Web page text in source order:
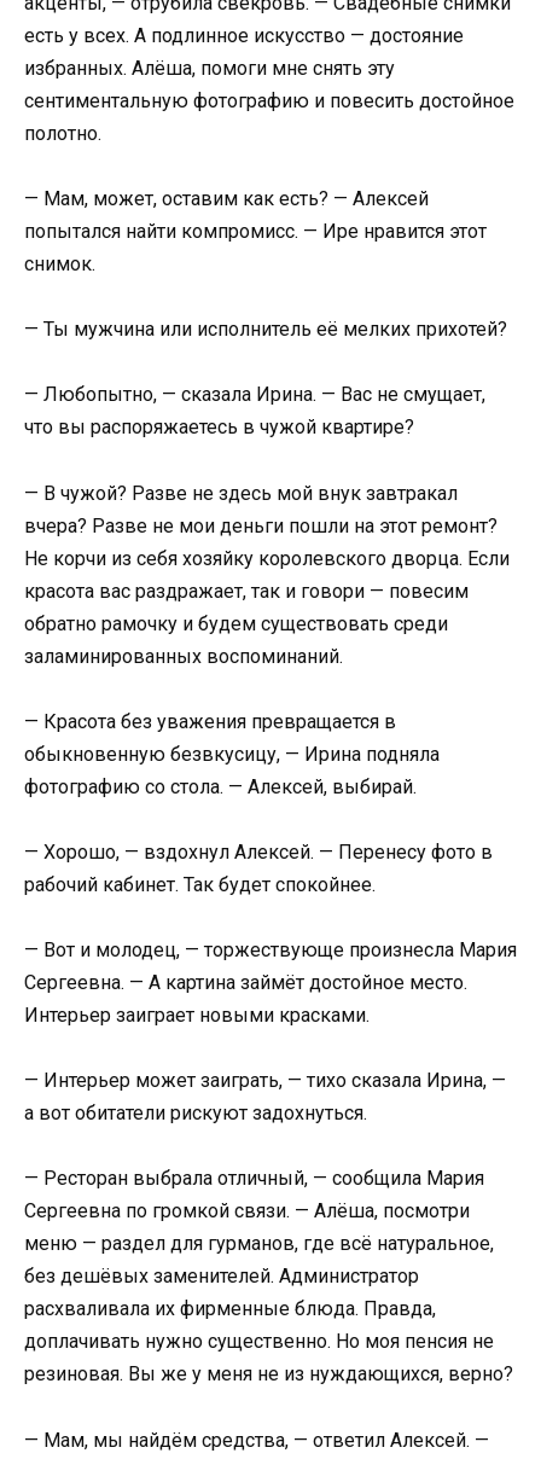
есть у всех. А подлинное искусство — достояние
избранных. Алёша, помоги мне снять эту
сентиментальную фотографию и повесить достойное
полотно.
— Мам, может, оставим как есть? — Алексей
попытался найти компромисс. — Ире нравится этот
снимок.
— Ты мужчина или исполнитель её мелких прихотей?
— Любопытно, — сказала Ирина. — Вас не смущает,
что вы распоряжаетесь в чужой квартире?
— В чужой? Разве не здесь мой внук завтракал
вчера? Разве не мои деньги пошли на этот ремонт?
Не корчи из себя хозяйку королевского дворца. Если
красота вас раздражает, так и говори — повесим
обратно рамочку и будем существовать среди
заламинированных воспоминаний.
— Красота без уважения превращается в
обыкновенную безвкусицу, — Ирина подняла
фотографию со стола. — Алексей, выбирай.
— Хорошо, — вздохнул Алексей. — Перенесу фото в
рабочий кабинет. Так будет спокойнее.
— Вот и молодец, — торжествующе произнесла Мария
Сергеевна. — А картина займёт достойное место.
Интерьер заиграет новыми красками.
— Интерьер может заиграть, — тихо сказала Ирина, —
а вот обитатели рискуют задохнуться.
— Ресторан выбрала отличный, — сообщила Мария
Сергеевна по громкой связи. — Алёша, посмотри
меню — раздел для гурманов, где всё натуральное,
без дешёвых заменителей. Администратор
расхваливала их фирменные блюда. Правда,
доплачивать нужно существенно. Но моя пенсия не
резиновая. Вы же у меня не из нуждающихся, верно?
— Мам, мы найдём средства, — ответил Алексей. —